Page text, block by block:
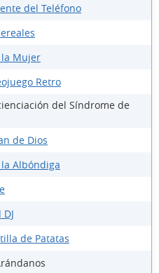
del Teléfono
Mujer
Retro
del Síndrome de
de Dios
Albóndiga
de Patatas